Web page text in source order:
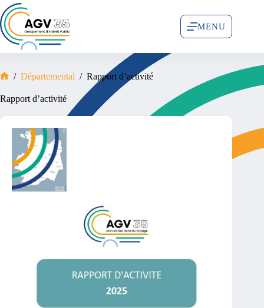
MENU
/ Départemental / Rapport d’activité
Rapport d’activité